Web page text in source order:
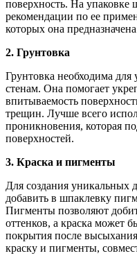
поверхность. На
рекомендации по ее
которых она
2. Грунтовка
Грунтовка необходима
стенам. Она помогает
впитываемость
трещин. Лучше всего
проникновения, которая
поверхностей.
3. Краска и пигменты
Для создания уникальных
добавить в шпаклевку
Пигменты позволяют
оттенков, а краска может
покрытия после
краску и пигменты,